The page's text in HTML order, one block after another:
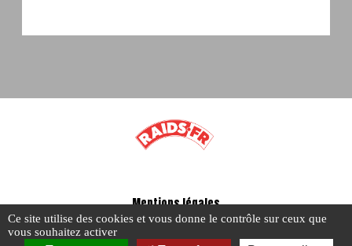
Mentions légales
-
A propos - FAQ
Ce site utilise des cookies et vous donne le contrôle sur ceux que
vous souhaitez activer